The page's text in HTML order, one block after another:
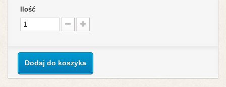
Ilość
Dodaj do koszyka